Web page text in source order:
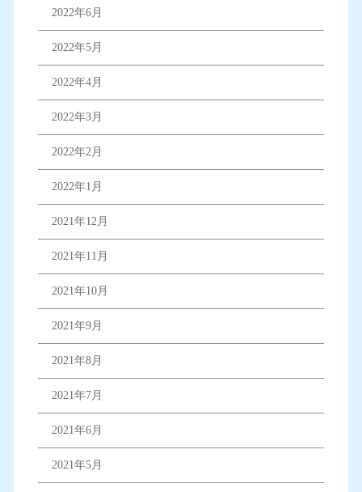
2022年6月
2022年5月
2022年4月
2022年3月
2022年2月
2022年1月
2021年12月
2021年11月
2021年10月
2021年9月
2021年8月
2021年7月
2021年6月
2021年5月